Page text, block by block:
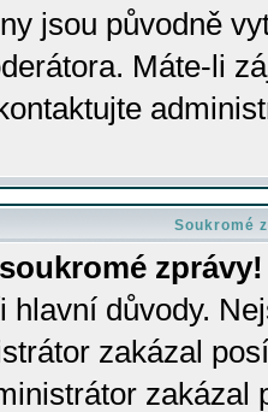
jsou původně
Máte-li
Soukromé
zprávy!
hlavní důvody.
zakázal
zakázal